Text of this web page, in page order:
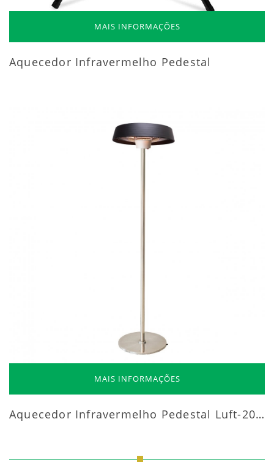
MAIS INFORMAÇÕES
Aquecedor Infravermelho Pedestal
MAIS INFORMAÇÕES
Aquecedor Infravermelho Pedestal Luft-20000